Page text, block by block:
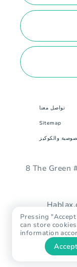
تواصل معنا
Sitemap
والكوكيز
8 The Green
Pressing
can store
information